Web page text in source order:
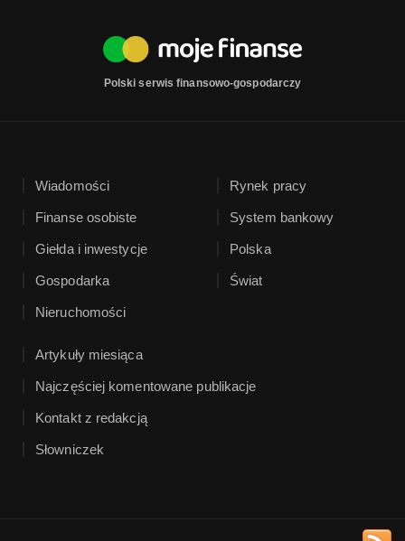
Polski serwis finansowo-gospodarczy
Wiadomości
Finanse osobiste
Giełda i inwestycje
Gospodarka
Nieruchomości
Rynek pracy
System bankowy
Polska
Świat
Artykuły miesiąca
Najczęściej komentowane publikacje
Kontakt z redakcją
Słowniczek